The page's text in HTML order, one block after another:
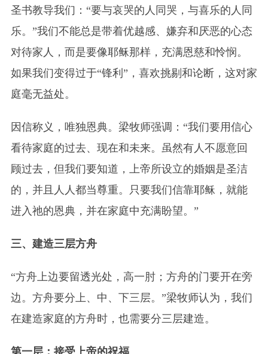
圣书教导我们：“要与哀哭的人同哭，与喜乐的人同
乐。”我们不能总是带着优越感、嫌弃和厌恶的心态
对待家人，而是要像耶稣那样，充满恩慈和怜悯。
如果我们变得过于“锋利”，喜欢挑剔和论断，这对家
庭毫无益处。
因信称义，唯独恩典。梁牧师强调：“我们要用信心
看待家庭的过去、现在和未来。虽然有人不愿意回
顾过去，但我们要知道，上帝所设立的婚姻是圣洁
的，并且人人都当尊重。只要我们信靠耶稣，就能
进入祂的恩典，并在家庭中充满盼望。”
三、建造三层方舟
“方舟上边要留透光处，高一肘；方舟的门要开在旁
边。方舟要分上、中、下三层。”梁牧师认为，我们
在建造家庭的方舟时，也需要分三层建造。
第一层：接受上帝的祝福